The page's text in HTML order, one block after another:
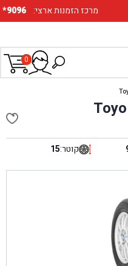
*9096 :מרכז הזמנות ארצי
0
קוטר:15